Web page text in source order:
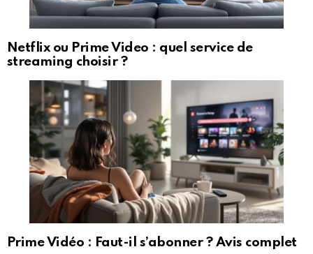
Netflix ou Prime Video : quel service de
streaming choisir ?
Prime Vidéo : Faut-il s’abonner ? Avis complet